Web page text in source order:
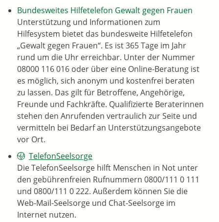
Bundesweites Hilfetelefon Gewalt gegen Frauen
Unterstützung und Informationen zum
Hilfesystem bietet das bundesweite Hilfetelefon
„Gewalt gegen Frauen“. Es ist 365 Tage im Jahr
rund um die Uhr erreichbar. Unter der Nummer
08000 116 016 oder über eine Online-Beratung ist
es möglich, sich anonym und kostenfrei beraten
zu lassen. Das gilt für Betroffene, Angehörige,
Freunde und Fachkräfte. Qualifizierte Beraterinnen
stehen den Anrufenden vertraulich zur Seite und
vermitteln bei Bedarf an Unterstützungsangebote
vor Ort.
TelefonSeelsorge
Die TelefonSeelsorge hilft Menschen in Not unter
den gebührenfreien Rufnummern 0800/111 0 111
und 0800/111 0 222. Außerdem können Sie die
Web-Mail-Seelsorge und Chat-Seelsorge im
Internet nutzen.